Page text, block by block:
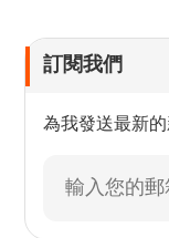
訂閱我們
為我發送最新的